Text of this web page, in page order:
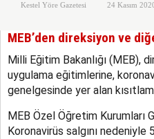
Karacabey ve
Kestel’in
MHP’DE
Kestel Yöre Gazetesi 24 Kasım
MEB’den direksiyon ve
Milli Eğitim Bakanlığı (MEB),
uygulama eğitimlerine,
genelgesinde yer alan
MEB Özel Öğretim Kurumları
Koronavirüs salgını nedeniyle